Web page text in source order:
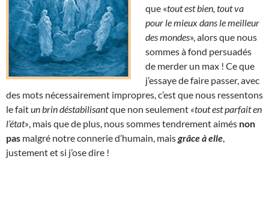
que «tout est bien, tout va
pour le mieux dans le meilleur
des mondes», alors que nous
sommes à fond persuadés
de merder un max ! Ce que
j’essaye de faire passer, avec
des mots nécessairement impropres, c’est que nous ressentons
le faitun brin déstabilisantque non seulement «tout est parfait en
l’état» , mais que de plus, nous sommes tendrement aimés non
pas malgré notre connerie d’humain, maisgrâce à elle
justement et si j’ose dire !